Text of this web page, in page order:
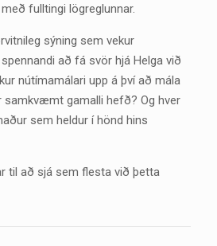
fulltingi lögreglunnar.
sýning sem vekur
að fá svör hjá Helga við
nútímamálari upp á því að mála
gamalli hefð? Og hver
sem heldur í hönd hins
til að sjá sem flesta við þetta